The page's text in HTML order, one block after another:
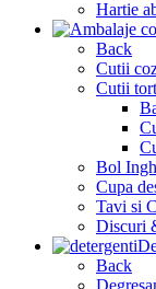
Hartie
Back
Cutii
Cutii
Bol
Cupa
Tavi si
Discuri
Back